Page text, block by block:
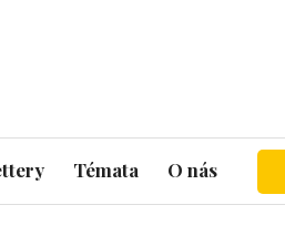
Témata O nás